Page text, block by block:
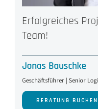
Erfolgreiches
Team!
Jonas Bauschke
Geschäftsführer | Senior
BERATUNG BUCHEN